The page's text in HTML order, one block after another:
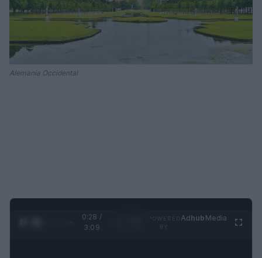
Alemania Occidental
0:29 /
3:09
Adhub Media